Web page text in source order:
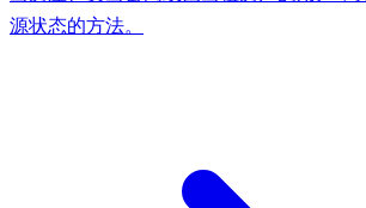
源状态的方法。